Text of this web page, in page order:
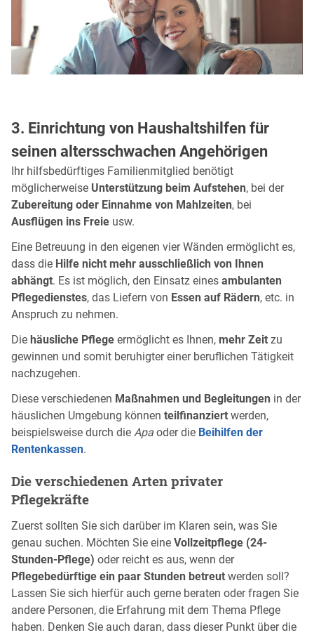
3. Einrichtung von Haushaltshilfen für
seinen altersschwachen Angehörigen
Ihr hilfsbedürftiges Familienmitglied benötigt
möglicherweise Unterstützung beim Aufstehen, bei der
Zubereitung oder Einnahme von Mahlzeiten, bei
Ausflügen ins Freie usw.
Eine Betreuung in den eigenen vier Wänden ermöglicht es,
dass die Hilfe nicht mehr ausschließlich von Ihnen
abhängt. Es ist möglich, den Einsatz eines ambulanten
Pflegedienstes, das Liefern von Essen auf Rädern, etc. in
Anspruch zu nehmen.
Die häusliche Pflege ermöglicht es Ihnen, mehr Zeit zu
gewinnen und somit beruhigter einer beruflichen Tätigkeit
nachzugehen.
Diese verschiedenen Maßnahmen und Begleitungen in der
häuslichen Umgebung können teilfinanziert werden,
beispielsweise durch die Apa oder die Beihilfen der
Rentenkassen.
Die verschiedenen Arten privater
Pflegekräfte
Zuerst sollten Sie sich darüber im Klaren sein, was Sie
genau suchen. Möchten Sie eine Vollzeitpflege (24-
Stunden-Pflege) oder reicht es aus, wenn der
Pflegebedürftige ein paar Stunden betreut werden soll?
Lassen Sie sich hierfür auch gerne beraten oder fragen Sie
andere Personen, die Erfahrung mit dem Thema Pflege
haben. Denken Sie auch daran, dass dieser Punkt über die